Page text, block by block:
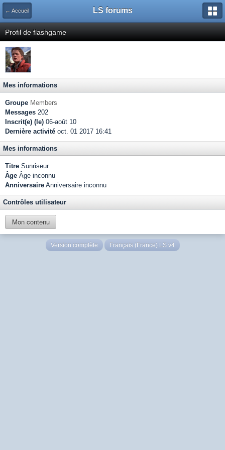
← Accueil LS forums
Profil de flashgame
Mes informations
Groupe Members
Messages 202
Inscrit(e) (le) 06-août 10
Dernière activité oct. 01 2017 16:41
Mes informations
Titre Sunriseur
Âge Âge inconnu
Anniversaire Anniversaire inconnu
Contrôles utilisateur
Mon contenu
Version complète Français (France) LS v4